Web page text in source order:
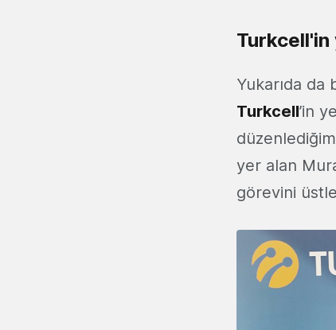
Turkcell'in
Yukarıda da
Turkcell’in
yer alan
görevini